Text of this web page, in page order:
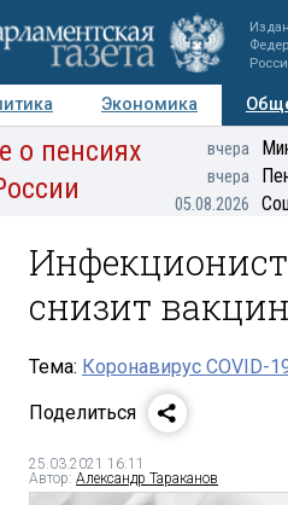
Экономика
Персоны Мнения
о пенсиях
вчера
вчера
05.08.2026
снизит
Тема: Коронавирус COVID-
Поделиться
25.03.2021 16:11
Автор: Александр Тараканов